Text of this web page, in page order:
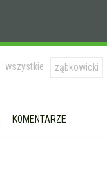
wszystkie ząbkowicki
KOMENTARZE